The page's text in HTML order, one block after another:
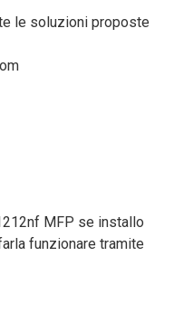
le soluzioni proposte
MFP se installo
funzionare tramite